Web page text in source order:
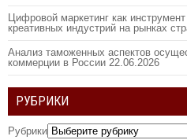
Цифровой маркетинг как
креативных индустрий на рынках
Анализ таможенных аспектов
коммерции в России 22.06.2026
РУБРИКИ
Рубрики